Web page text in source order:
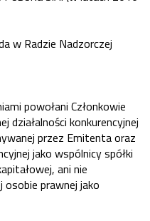
w Radzie Nadzorczej
powołani Członkowie
działalności konkurencyjnej
przez Emitenta oraz
jako wspólnicy spółki
ani nie
osobie prawnej jako